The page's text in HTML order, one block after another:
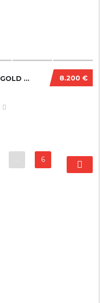
8.200 €
LANCIA YPSILON 1.2 BENZINA GOLD 44000 KM
… 6